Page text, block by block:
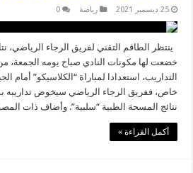
25 ديسمبر 2021 رياضة 0
ينتظر الطاقم التقني لفريق الرجاء الرياضي،
خضعت لها مكونات النادي صباح يومه الجمعة،
التداريب، استعدادا لمباراة “الكلاسيكو”
خاص، ففريق الرجاء الرياضي سيخوض
نتائج المسحة الطبية “سلبية”. وأضاف ذات
أكمل القراءة »